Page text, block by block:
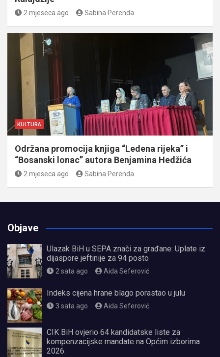
2 mjeseca ago Sabina Perenda
KULTURA
Održana promocija knjiga “Ledena rijeka” i
“Bosanski lonac” autora Benjamina Hedžića
2 mjeseca ago Sabina Perenda
Objave
Ulazak BiH u SEPA znači za građane: Uplate iz
dijaspore jeftinije za 94 posto
2 sata ago Aida Seferović
Indeks cijena hrane blago porastao u julu
3 sata ago Aida Seferović
CIK BiH ovjerio 64 kandidatske liste za
kompenzacijske mandate na Općim izborima
2026.